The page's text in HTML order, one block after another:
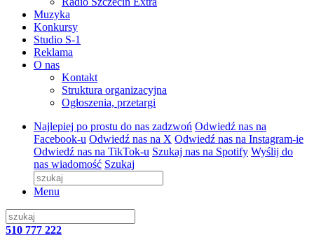
Muzyka
Konkursy
Studio S-1
Reklama
O nas
Kontakt
Struktura organizacyjna
Ogłoszenia, przetargi
Najlepiej po prostu do nas zadzwoń Odwiedź nas na
Facebook-u Odwiedź nas na X Odwiedź nas na Instagram-ie
Odwiedź nas na TikTok-u Szukaj nas na Spotify Wyślij do
nas wiadomość Szukaj
Menu
510 777 222